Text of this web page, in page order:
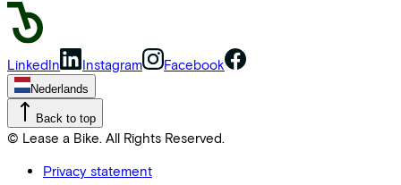
LinkedIn Instagram Facebook
Nederlands
Back to top
© Lease a Bike. All Rights Reserved.
Privacy statement